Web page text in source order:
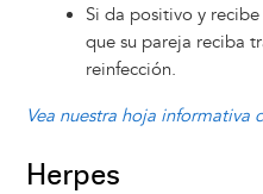
Si da positivo y
que su pareja reciba
reinfección.
Vea nuestra hoja informativa
Herpes